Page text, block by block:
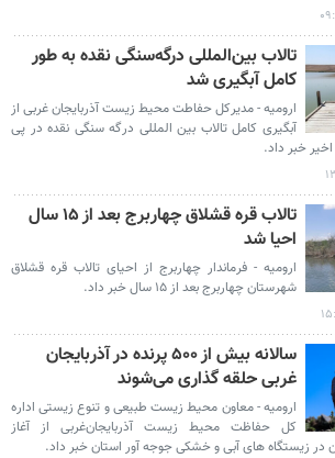
تالاب بین‌المللی درگه‌سنگی نقده به طور
کامل آبگیری شد
ارومیه - مدیرکل حفاطت محیط زیست آذربایجان غربی از
آبگیری کامل تالاب بین المللی درگه سنگی نقده در پی
خبر داد.
تالاب قره قشلاق چهاربرج بعد از ۱۵ سال
احیا شد
ارومیه - فرماندار چهاربرج از احیای تالاب قره قشلاق
شهرستان چهاربرج بعد از ۱۵ سال خبر داد.
سالانه بیش از ۵۰۰ پرنده در آذربایجان
غربی حلقه گذاری می‌شوند
ارومیه - معاون محیط زیست طبیعی و تنوع زیستی اداره
کل حفاظت محیط زیست آذربایجان‌غربی از آغاز
در زیستگاه های آبی و خشکی جوجه آور استان خبر داد.